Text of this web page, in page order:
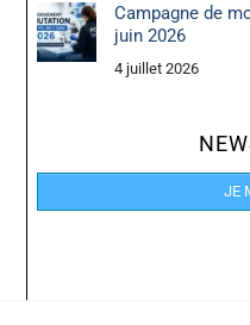
Campagne de
juin 2026
4 juillet 2026
JE